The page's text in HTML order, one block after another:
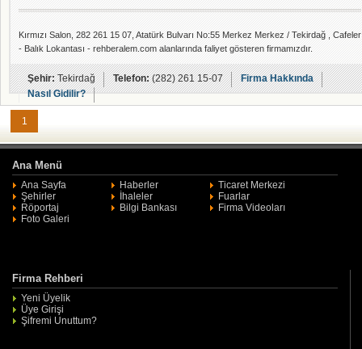
Kırmızı Salon, 282 261 15 07, Atatürk Bulvarı No:55 Merkez Merkez / Tekirdağ , Cafeler
- Balık Lokantası - rehberalem.com alanlarında faliyet gösteren firmamızdır.
Şehir:Tekirdağ Telefon:(282) 261 15-07
Firma Hakkında
Nasıl Gidilir?
1
Ana Menü
Ana Sayfa Haberler
Ticaret Merkezi
Şehirler
İhaleler
Fuarlar
Röportaj
Bilgi Bankası
Firma Videoları
Foto Galeri
Firma Rehberi
Yeni Üyelik
Üye Girişi
Şifremi Unuttum?